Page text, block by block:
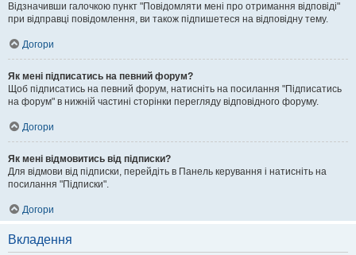
Відзначивши галочкою пункт "Повідомляти мені про отримання відповіді"
при відправці повідомлення, ви також підпишетеся на відповідну тему.
Догори
Як мені підписатись на певний форум?
Щоб підписатись на певний форум, натисніть на посилання "Підписатись
на форум" в нижній частині сторінки перегляду відповідного форуму.
Догори
Як мені відмовитись від підписки?
Для відмови від підписки, перейдіть в Панель керування і натисніть на
посилання "Підписки".
Догори
Вкладення